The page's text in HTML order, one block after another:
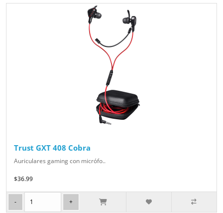
Trust GXT 408 Cobra
Auriculares gaming con micrófo..
$36.99